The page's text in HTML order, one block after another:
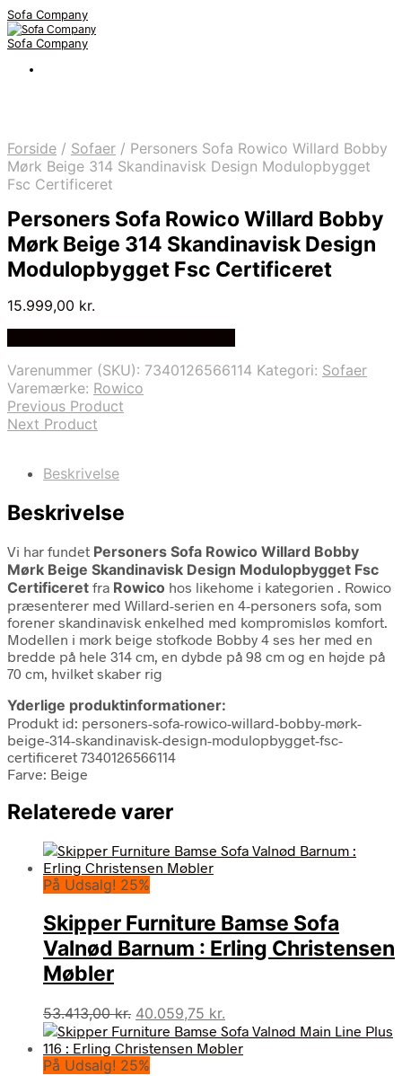
Sofa Company
Sofa Company
Forside / Sofaer / Personers Sofa Rowico Willard Bobby
Mørk Beige 314 Skandinavisk Design Modulopbygget
Fsc Certificeret
Personers Sofa Rowico Willard Bobby
Mørk Beige 314 Skandinavisk Design
Modulopbygget Fsc Certificeret
15.999,00 kr.
Varenummer (SKU): 7340126566114 Kategori: Sofaer
Varemærke: Rowico
Previous Product
Next Product
Beskrivelse
Beskrivelse
Vi har fundet Personers Sofa Rowico Willard Bobby
Mørk Beige Skandinavisk Design Modulopbygget Fsc
Certificeret fra Rowico hos likehome i kategorien . Rowico
præsenterer med Willard-serien en 4-personers sofa, som
forener skandinavisk enkelhed med kompromisløs komfort.
Modellen i mørk beige stofkode Bobby 4 ses her med en
bredde på hele 314 cm, en dybde på 98 cm og en højde på
70 cm, hvilket skaber rig
Yderlige produktinformationer:
Produkt id: personers-sofa-rowico-willard-bobby-mørk-
beige-314-skandinavisk-design-modulopbygget-fsc-
certificeret 7340126566114
Farve: Beige
Relaterede varer
På Udsalg! 25%
Skipper Furniture Bamse Sofa
Valnød Barnum : Erling Christensen
Møbler
53.413,00kr. Den
oprindelige
pris
var:
40.059,75 kr.
aktuelle
pris
På Udsalg! 25%